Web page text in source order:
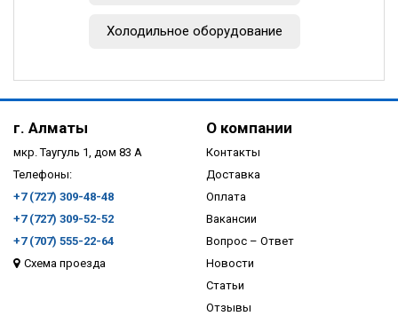
Холодильное оборудование
г. Алматы
мкр. Таугуль 1, дом 83 А
Телефоны:
+7 (727) 309-48-48
+7 (727) 309-52-52
+7 (707) 555-22-64
Схема проезда
О компании
Контакты
Доставка
Оплата
Вакансии
Вопрос – Ответ
Новости
Статьи
Отзывы